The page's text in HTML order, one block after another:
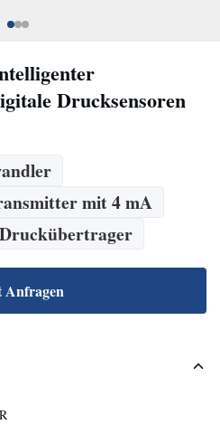
Drucksensoren
mit 4 mA
Anfragen